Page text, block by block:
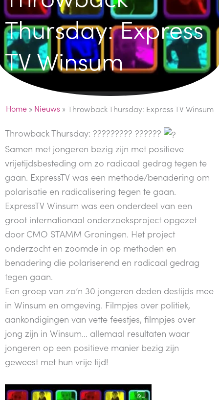
Thursday: Express
TV Winsum
Home» Nieuws » Throwback Thursday: Express TV Winsum
Throwback Thursday: ????????? ??????
Samen met jongeren bezig zijn met positieve
vrijetijdsbesteding om zo radicaal gedrag tegen te
gaan. ExpressTV was een methode/benadering om
polarisatie en radicalisering tegen te gaan.
ExpressTV Winsum was een onderdeel van een
groot internationaal onderzoeksproject opgezet
door CMO STAMM Groningen. Het project
onderzocht en zoomde in op methoden en
benadering die polariserend en radicaal gedrag
tegen gaan.
Een groep van zo’n 30 jongeren deden destijds mee
in Winsum en omgeving. Filmpjes over politiek,
aankondigingen van vette feestjes, filmpjes over
jong zijn in Winsum... allemaal resultaten waar
jongeren op een positieve manier bezig zijn
geweest met hun vrije tijd!